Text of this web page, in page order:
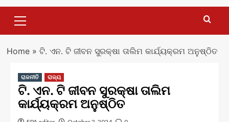
Menu
Home» ଟି. ଏନ. ଟି ଜୀବନ ସୁରକ୍ଷା ତାଲିମ କାର୍ଯ୍ୟକ୍ରମ ଅନୁଷ୍ଠିତ
ରାଜନୀତି ରାଜ୍ୟ
ଟି. ଏନ. ଟି ଜୀବନ ସୁରକ୍ଷା ତାଲିମ
କାର୍ଯ୍ୟକ୍ରମ ଅନୁଷ୍ଠିତ